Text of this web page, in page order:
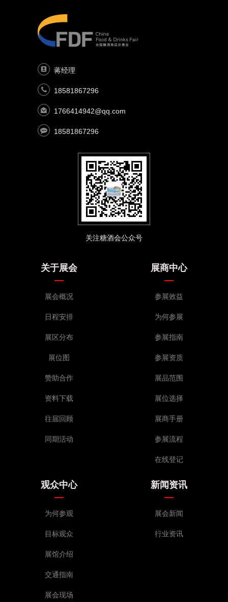
蒋经理
18581867296
1766414942@qq.com
18581867296
关注糖酒会公众号
关于展会
展会概况
日程安排
展区分布
展位图
赞助合作
资料下载
往届回顾
同期活动
展商中心
参展效益
为何参展
参展指南
参展资质
展品范围
展位选择
展商手册
参展流程
在线登记
观众中心
为何参观
目标观众
展馆介绍
交通指南
展会现场
新闻资讯
展会新闻
行业资讯